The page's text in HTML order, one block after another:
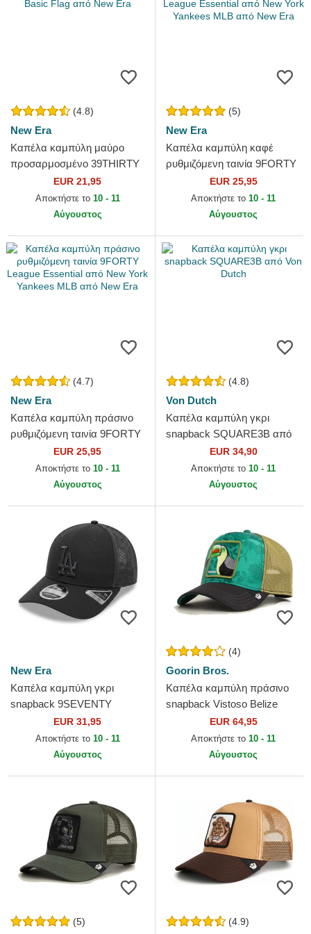
(4.8)
New Era
Καπέλα καμπύλη μαύρο
προσαρμοσμένο 39THIRTY
Basic Flag από New Era
EUR 21,95
Αποκτήστε το 10 - 11
Αύγουστος
(5)
New Era
Καπέλα καμπύλη καφέ
ρυθμιζόμενη ταινία 9FORTY
League Essential από New
York Yankees MLB από New
EUR 25,95
Αποκτήστε το 10 - 11
Αύγουστος
(4.7)
New Era
Καπέλα καμπύλη πράσινο
ρυθμιζόμενη ταινία 9FORTY
League Essential από New
York Yankees MLB από...
EUR 25,95
Αποκτήστε το 10 - 11
Αύγουστος
(4.8)
Von Dutch
Καπέλα καμπύλη γκρι
snapback SQUARE3B από
Von DutchEUR 34,90
Αποκτήστε το 10 - 11
Αύγουστος
New Era
Καπέλα καμπύλη γκρι
snapback 9SEVENTY
Stretch Snap Color Pack από
Los Angeles Dodgers MLB
από New...
EUR 31,95
Αποκτήστε το 10 - 11
Αύγουστος
(4)
Goorin Bros.
Καπέλα καμπύλη πράσινο
snapback Vistoso Belize
Toucan The Farm Goorin
EUR 64,95
Αποκτήστε το 10 - 11
Αύγουστος
(5) (4.9)